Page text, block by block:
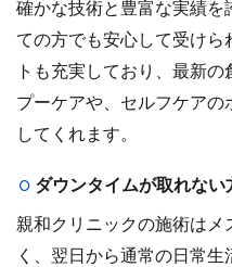
確かな技術と豊富な実績を
ての方でも安心して受けら
トも充実しており、最新
プーケアや、セルフケア
してくれます。
ダウンタイムが取れない
親和クリニックの施術は
く、翌日から通常の日常